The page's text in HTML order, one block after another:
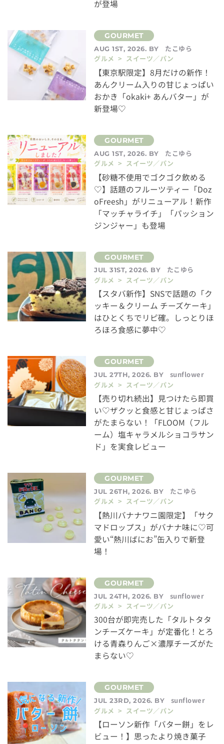
が登場
AUG 1ST, 2026. BY
たこゆら
グルメ > スイーツ／パン
【東京駅限定】8月だけの新作！
あんクリーム入りの甘じょっぱい
おかき「okaki+ あんバター」が
新登場♡
AUG 1ST, 2026. BY
たこゆら
グルメ > スイーツ／パン
【砂糖不使用でゴクゴク飲める
♡】話題のフルーツティー「Doz
oFreesh」がリニューアル！新作
「マッチャライチ」「パッション
ジンジャー」も登場
JUL 31ST, 2026. BY
たこゆら
グルメ > スイーツ／パン
【スタバ新作】SNSで話題の「ク
ッキー＆クリーム チーズケーキ」
はひとくちでリピ確。しっとりほ
ろほろ食感に夢中♡
JUL 27TH, 2026. BY
sunflower
グルメ > スイーツ／パン
【売り切れ続出】見つけたら即買
い♡ザクッと食感と甘じょっぱさ
がたまらない！「FLOOM（フル
ーム）塩キャラメルショコラサン
ド」を実食レビュー
JUL 26TH, 2026. BY
たこゆら
グルメ > スイーツ／パン
【熱川バナナワニ園限定】「サク
マドロップス」がバナナ味に♡可
愛い“熱川ばにお”缶入りで新登
場！
JUL 24TH, 2026. BY
sunflower
グルメ > スイーツ／パン
300台が即完売した「タルトタタ
ンチーズケーキ」が定番化！とろ
ける青森りんご×濃厚チーズがた
まらない♡
JUL 23RD, 2026. BY
sunflower
グルメ > スイーツ／パン
【ローソン新作「バター餅」をレ
ビュー！】思ったより焼き菓子